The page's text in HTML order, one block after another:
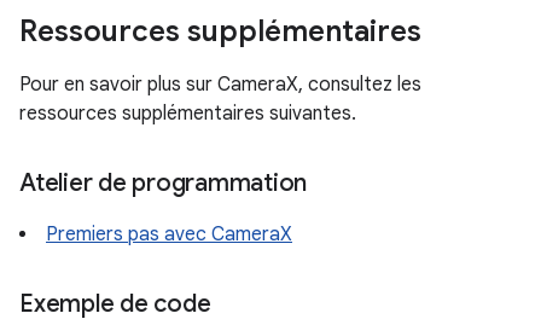
Ressources supplémentaires
Pour en savoir plus sur CameraX, consultez les
ressources supplémentaires suivantes.
Atelier de programmation
Premiers pas avec CameraX
Exemple de code